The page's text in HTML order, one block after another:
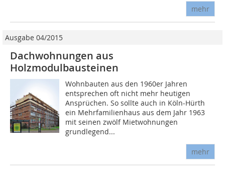
mehr
Ausgabe 04/2015
Dachwohnungen aus
Holzmodulbausteinen
Wohnbauten aus den 1960er Jahren
entsprechen oft nicht mehr heutigen
Ansprüchen. So sollte auch in Köln-Hürth
ein Mehrfamilienhaus aus dem Jahr 1963
mit seinen zwölf Mietwohnungen
grundlegend...
mehr